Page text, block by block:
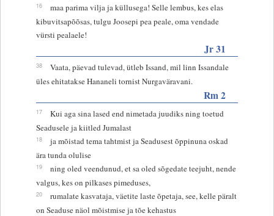
16
maa parima vilja ja küllusega! Selle lembus, kes elas
kibuvitsapõõsas, tulgu Joosepi pea peale, oma vendade
vürsti pealaele!
Jr 31
38
Vaata, päevad tulevad, ütleb Issand, mil linn Issandale
üles ehitatakse Hananeli tornist Nurgaväravani.
Rm 2
17
Kui aga sina lased end nimetada juudiks ning toetud
Seadusele ja kiitled Jumalast
18
ja mõistad tema tahtmist ja Seadusest õppinuna oskad
ära tunda olulise
19
ning oled veendunud, et sa oled sõgedate teejuht, nende
valgus, kes on pilkases pimeduses,
20
rumalate kasvataja, väetite laste õpetaja, see, kelle päralt
on Seaduse näol mõistmise ja tõe kehastus